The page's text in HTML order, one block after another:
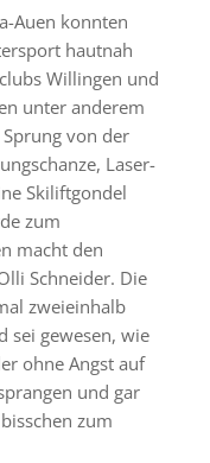
Auen konnten
hautnah
Willingen und
unter anderem
von der
Laser-
Skiliftgondel
zum
macht den
Schneider. Die
zweieinhalb
sei gewesen, wie
ohne Angst auf
und gar
zum